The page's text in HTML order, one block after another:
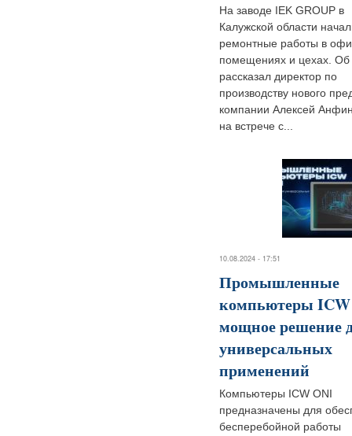
На заводе IEK GROUP в
Калужской области
ремонтные работы в
помещениях и цехах. Об
рассказал директор по
производству нового
компании Алексей
на встрече с...
10.08.2024 - 17:51
Промышленные
компьютеры
мощное решение
универсальных
применений
Компьютеры ICW ONI
предназначены для
бесперебойной работы